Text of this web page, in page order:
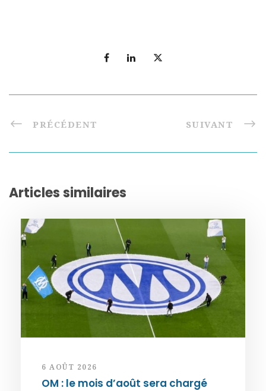
PRÉCÉDENT SUIVANT
Articles similaires
6 AOÛT 2026
OM : le mois d’août sera chargé